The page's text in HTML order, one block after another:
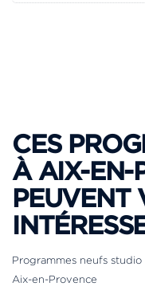
CES
À AIX-EN-
PEUVENT
Programmes neufs studio
Aix-en-Provence